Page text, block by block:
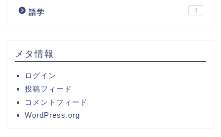
語学 3
メタ情報
ログイン
投稿フィード
コメントフィード
WordPress.org